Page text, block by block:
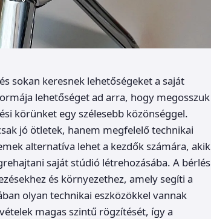
sokan keresnek lehetőségeket a saját
lehetőséget ad arra, hogy megosszuk
körünket egy szélesebb közönséggel.
jó ötletek, hanem megfelelő technikai
alternatíva lehet a kezdők számára, akik
saját stúdió létrehozásába. A bérlés
és környezethez, amely segíti a
olyan technikai eszközökkel vannak
magas szintű rögzítését, így a